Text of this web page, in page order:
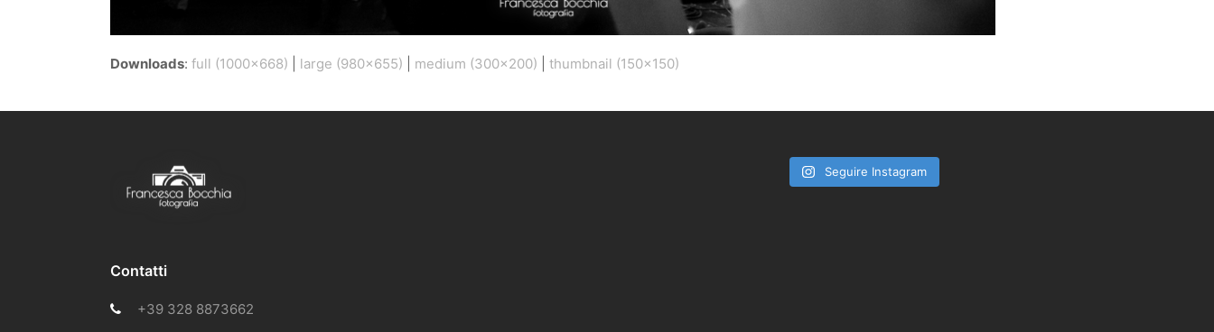
Downloads: full (1000x668) large (980x655) medium (300x200) thumbnail (150x150)
Contatti
+39 328 8873662
Seguire Instagram